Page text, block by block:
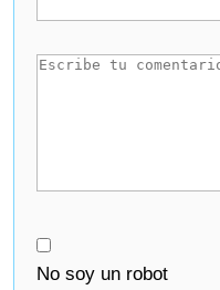
No soy un robot